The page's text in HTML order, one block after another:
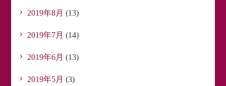
2019年8月 (13)
2019年7月 (14)
2019年6月 (13)
2019年5月 (3)